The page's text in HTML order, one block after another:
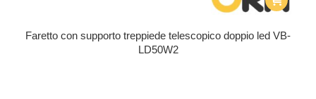
Faretto con supporto treppiede telescopico doppio led VB-
LD50W2